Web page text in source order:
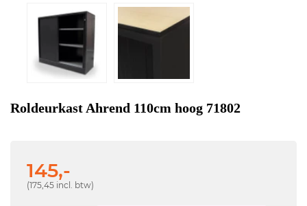
Roldeurkast Ahrend 110cm hoog 71802
145,-
(175,45 incl. btw)